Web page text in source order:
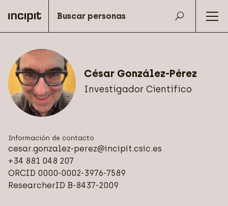
César González-Pérez
Investigador Científico
Información de contacto
cesar.gonzalez-perez@incipit.csic.es
+34 881 048 207
ORCID 0000-0002-3976-7589
ResearcherID B-8437-2009